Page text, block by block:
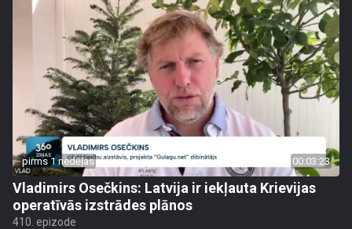
pirms 1 nedēļas 00:03:23
Vladimirs Osečkins: Latvija ir iekļauta Krievijas
operatīvās izstrādes plānos
410. epizode